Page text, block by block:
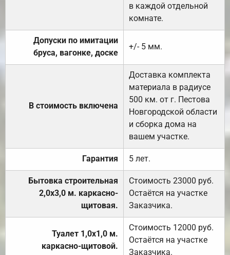
в каждой отдельной
комнате.
Допуски по имитации
бруса, вагонке, доске
+/- 5 мм.
В стоимость включена
Доставка комплекта
материала в радиусе
500 км. от г. Пестова
Новгородской области
и сборка дома на
вашем участке.
Гарантия 5 лет.
Бытовка строительная
2,0х3,0 м. каркасно-
щитовая.
Стоимость 23000 руб.
Остаётся на участке
Заказчика.
Туалет 1,0х1,0 м.
каркасно-щитовой.
Стоимость 12000 руб.
Остаётся на участке
Заказчика.